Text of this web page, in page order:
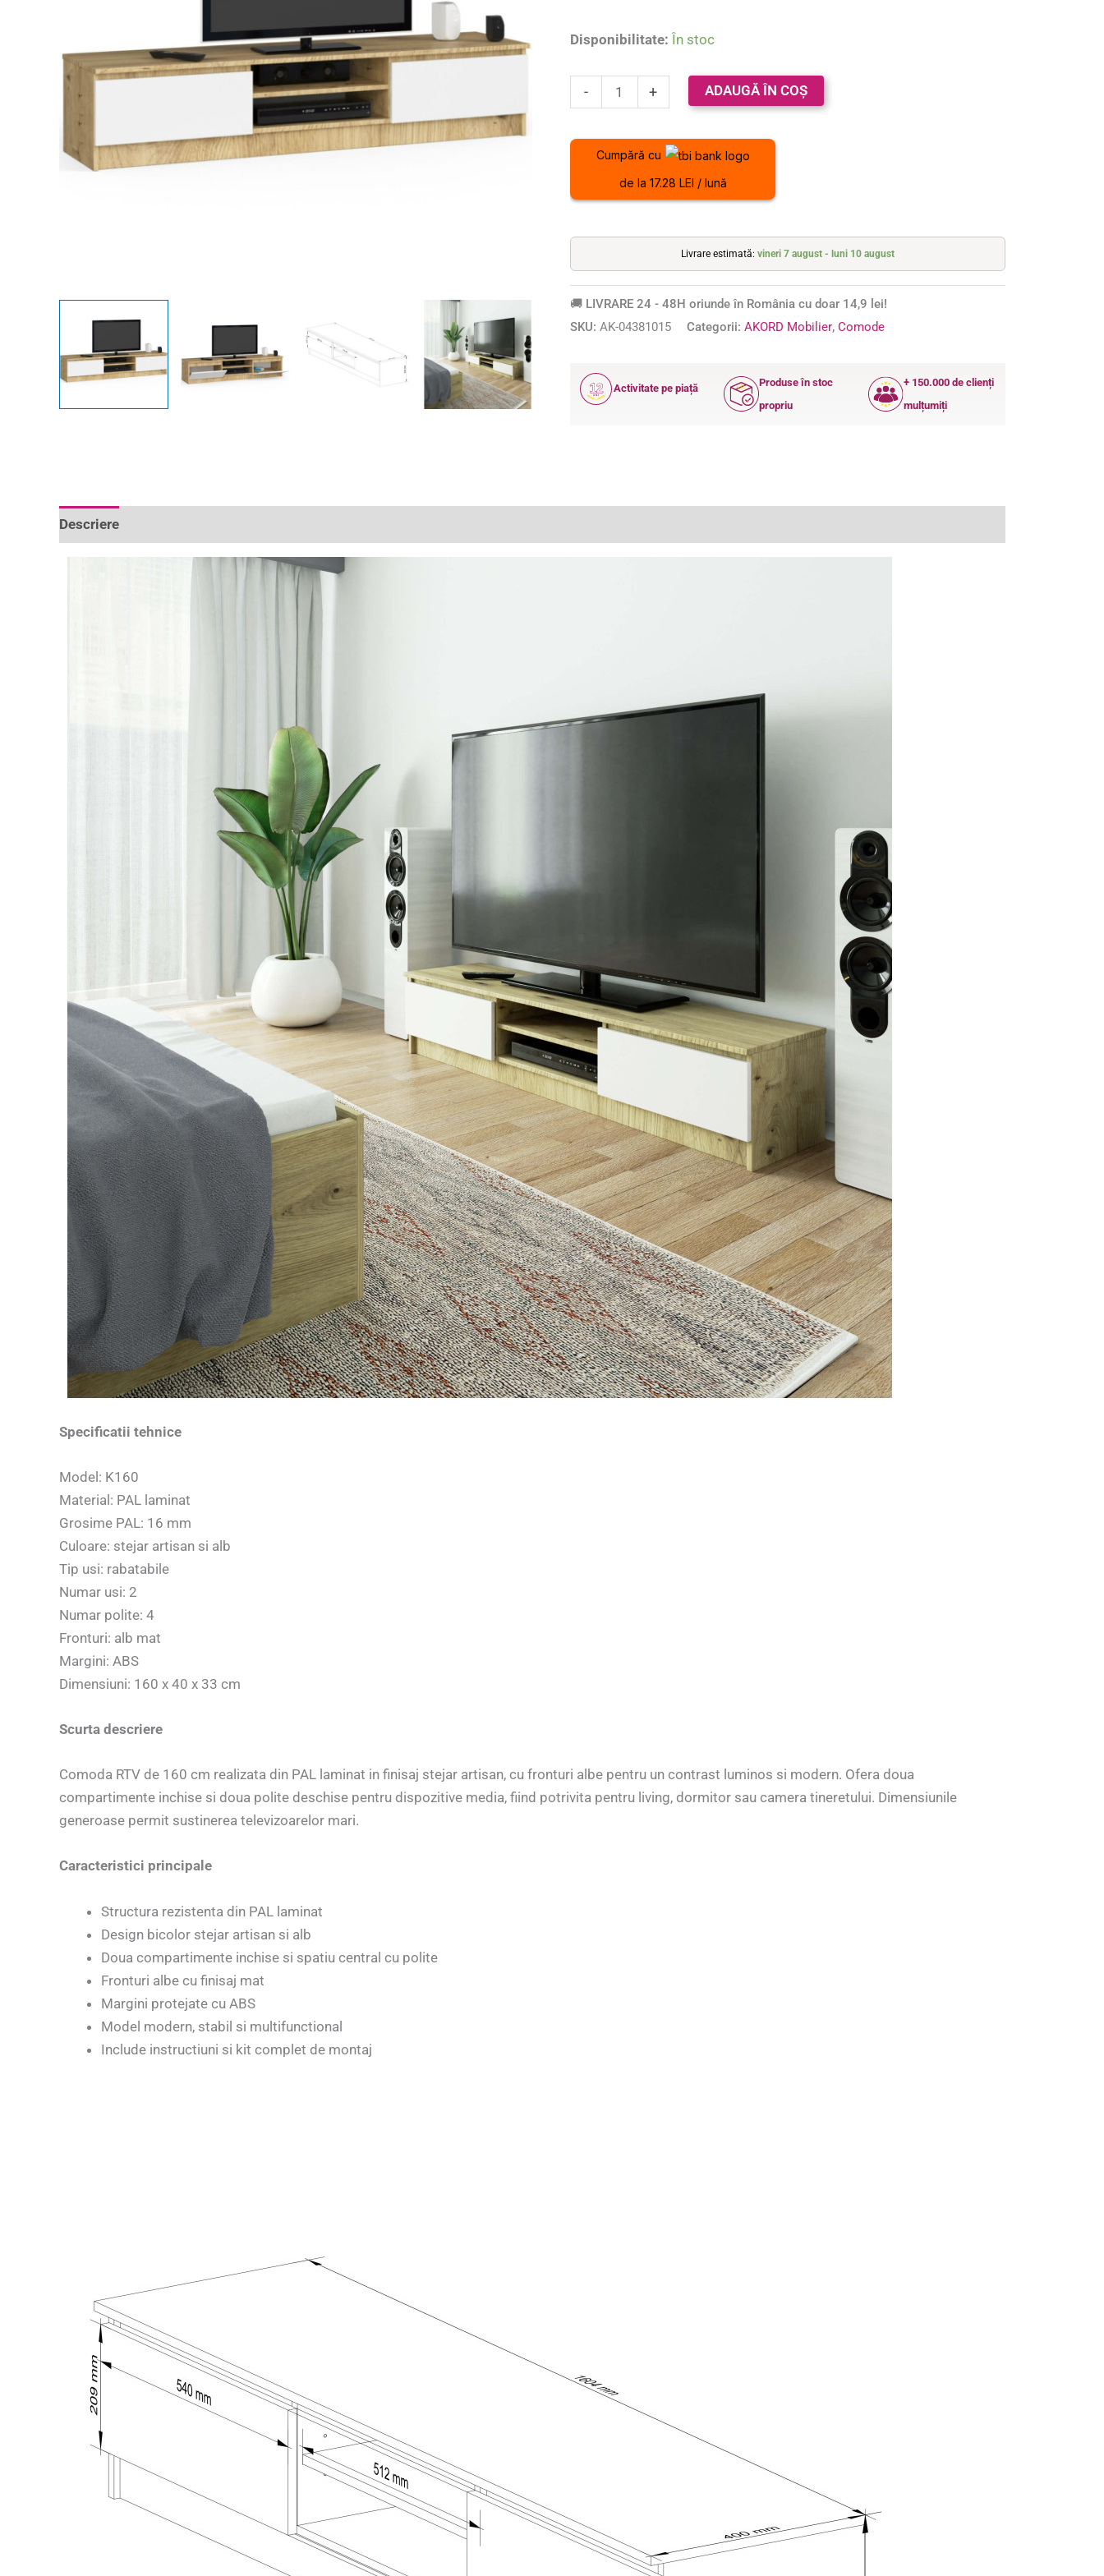
Disponibilitate: În stoc
-
PAL
160x40x33
artisan
alb
+ ADAUGĂ ÎN COȘ
Cumpără cu
de la 17.28 LEI / lună
Livrare estimată:vineri 7 august - luni 10 august
🚚 LIVRARE 24 - 48H oriunde în România cu doar 14,9 lei!
SKU:AK-04381015 Categorii:AKORD Mobilier,Comode
12
ANI
Activitate pe piață
Produse în stoc
propriu
+ 150.000 de clienți
mulțumiți
Descriere
Specificatii tehnice
Model: K160
Material: PAL laminat
Grosime PAL: 16 mm
Culoare: stejar artisan si alb
Tip usi: rabatabile
Numar usi: 2
Numar polite: 4
Fronturi: alb mat
Margini: ABS
Dimensiuni: 160 x 40 x 33 cm
Scurta descriere
Comoda RTV de 160 cm realizata din PAL laminat in finisaj stejar artisan, cu fronturi albe pentru un contrast luminos si modern. Ofera doua
compartimente inchise si doua polite deschise pentru dispozitive media, fiind potrivita pentru living, dormitor sau camera tineretului. Dimensiunile
generoase permit sustinerea televizoarelor mari.
Caracteristici principale
Structura rezistenta din PAL laminat
Design bicolor stejar artisan si alb
Doua compartimente inchise si spatiu central cu polite
Fronturi albe cu finisaj mat
Margini protejate cu ABS
Model modern, stabil si multifunctional
Include instructiuni si kit complet de montaj